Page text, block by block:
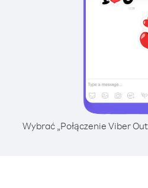
Wybrać „Połączenie Viber